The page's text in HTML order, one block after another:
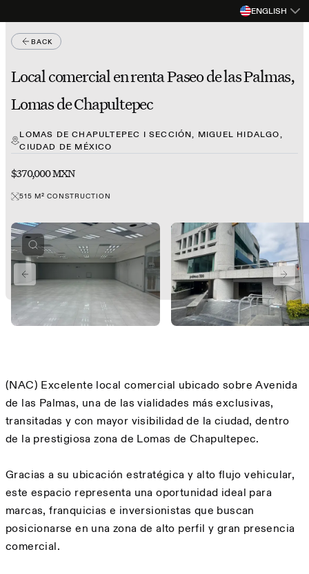
ENGLISH
BACK
Local comercial en renta Paseo de las Palmas,
Lomas de Chapultepec
LOMAS DE CHAPULTEPEC I SECCIÓN, MIGUEL HIDALGO,
CIUDAD DE MÉXICO
$370,000 MXN
515 M² CONSTRUCTION
PREVIOUS SLIDE
Description
(NAC) Excelente local comercial ubicado sobre Avenida
de las Palmas, una de las vialidades más exclusivas,
transitadas y con mayor visibilidad de la ciudad, dentro
de la prestigiosa zona de Lomas de Chapultepec.
Gracias a su ubicación estratégica y alto flujo vehicular,
este espacio representa una oportunidad ideal para
marcas, franquicias e inversionistas que buscan
posicionarse en una zona de alto perfil y gran presencia
comercial.